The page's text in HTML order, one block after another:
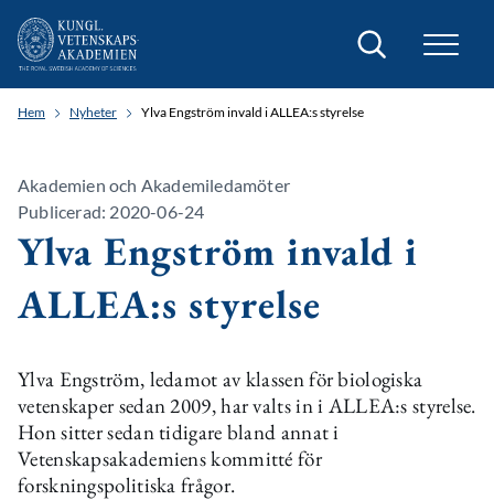
Sök
Hem Nyheter Ylva Engström invald i ALLEA:s styrelse
Akademien och Akademiledamöter
Publicerad: 2020-06-24
Ylva Engström invald i
ALLEA:s styrelse
Ylva Engström, ledamot av klassen för biologiska
vetenskaper sedan 2009, har valts in i ALLEA:s styrelse.
Hon sitter sedan tidigare bland annat i
Vetenskapsakademiens kommitté för
forskningspolitiska frågor.